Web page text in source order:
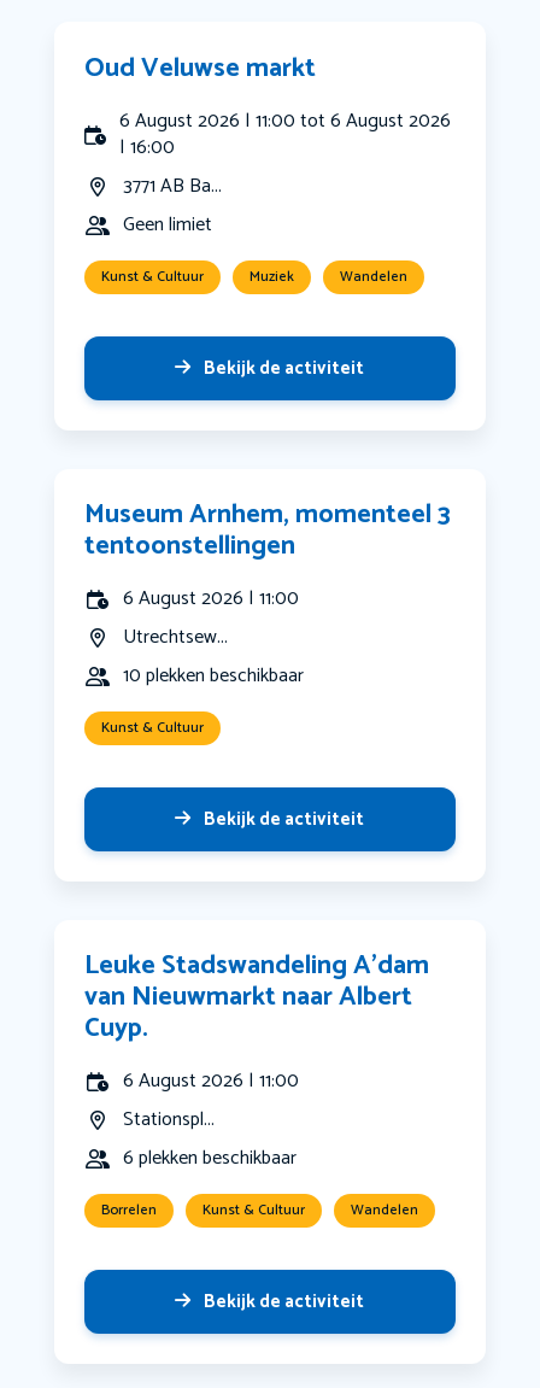
Oud Veluwse markt
6 August 2026 | 11:00 tot 6 August 2026
| 16:00
3771 AB Ba...
Geen limiet
Kunst & Cultuur Muziek Wandelen
Bekijk de activiteit
Museum Arnhem, momenteel 3
tentoonstellingen
6 August 2026 | 11:00
Utrechtsew...
10 plekken beschikbaar
Kunst & Cultuur
Bekijk de activiteit
Leuke Stadswandeling A’dam
van Nieuwmarkt naar Albert
Cuyp.
6 August 2026 | 11:00
Stationspl...
6 plekken beschikbaar
Borrelen Kunst & Cultuur Wandelen
Bekijk de activiteit